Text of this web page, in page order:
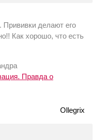
делают его
Как хорошо, что есть
Правда о
Ollegrix